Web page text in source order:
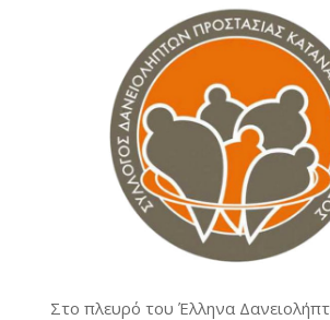
Στο πλευρό του Έλληνα